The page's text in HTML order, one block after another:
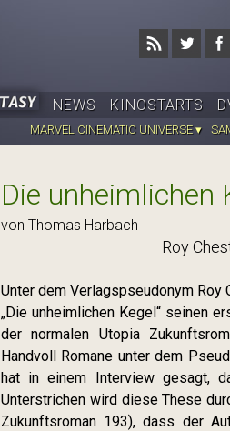
NEWS KINOSTARTS
MARVEL CINEMATIC UNIVERSE ▾
Die unheimlichen
von Thomas Harbach
Roy
Unter dem Verlagspseudonym
„Die unheimlichen Kegel“ seinen
der normalen Utopia
Handvoll Romane unter dem
hat in einem Interview gesagt,
Unterstrichen wird diese These
Zukunftsroman 193), dass der